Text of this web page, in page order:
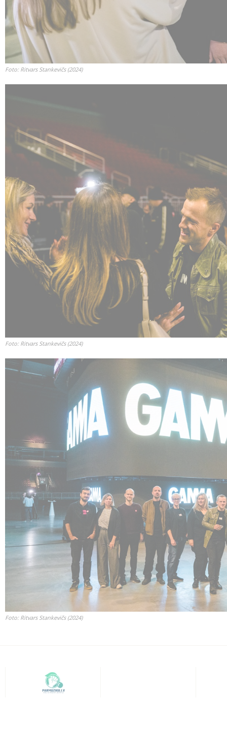
Foto: Ritvars Stankevičs (2024)
Foto: Ritvars Stankevičs (2024)
Foto: Ritvars Stankevičs (2024)